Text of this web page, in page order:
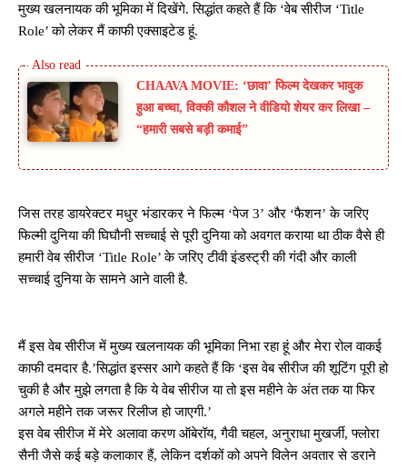
मुख्य खलनायक की भूमिका में दिखेंगे. सिद्धांत कहते हैं कि ‘वेब सीरीज ‘Title
Role’ को लेकर मैं काफी एक्साइटेड हूं.
CHAAVA MOVIE: ‘छावा’ फिल्म देखकर भावुक
हुआ बच्चा, विक्की कौशल ने वीडियो शेयर कर लिखा –
“हमारी सबसे बड़ी कमाई”
जिस तरह डायरेक्टर मधुर भंडारकर ने फिल्म ‘पेज 3’ और ‘फैशन’ के जरिए
फिल्मी दुनिया की घिघौनी सच्चाई से पूरी दुनिया को अवगत कराया था ठीक वैसे ही
हमारी वेब सीरीज ‘Title Role’ के जरिए टीवी इंडस्ट्री की गंदी और काली
सच्चाई दुनिया के सामने आने वाली है.
मैं इस वेब सीरीज में मुख्य खलनायक की भूमिका निभा रहा हूं और मेरा रोल वाकई
काफी दमदार है.’सिद्धांत इस्सर आगे कहते हैं कि ‘इस वेब सीरीज की शूटिंग पूरी हो
चुकी है और मुझे लगता है कि ये वेब सीरीज या तो इस महीने के अंत तक या फिर
अगले महीने तक जरूर रिलीज हो जाएगी.’
इस वेब सीरीज में मेरे अलावा करण ऑबेरॉय, गैवी चहल, अनुराधा मुखर्जी, फ्लोरा
सैनी जैसे कई बड़े कलाकार हैं, लेकिन दर्शकों को अपने विलेन अवतार से डराने